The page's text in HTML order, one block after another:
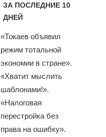
ЗА ПОСЛЕДНИЕ 10
ДНЕЙ
«Токаев объявил
режим тотальной
экономии в стране».
«Хватит мыслить
шаблонами!».
«Налоговая
перестройка без
права на ошибку».